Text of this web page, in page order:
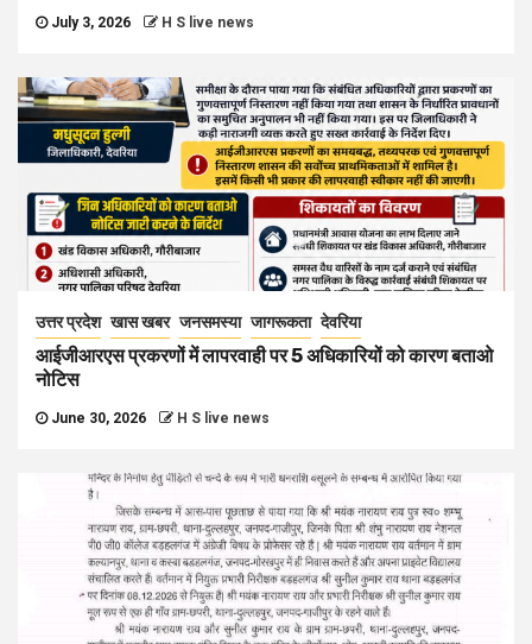
July 3, 2026 H S live news
उत्तर प्रदेश खास खबर जनसमस्या जागरूकता देवरिया
आईजीआरएस प्रकरणों में लापरवाही पर 5 अधिकारियों को कारण बताओ
नोटिस
June 30, 2026 H S live news